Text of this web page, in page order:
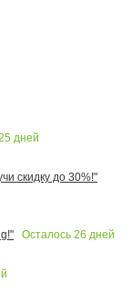
дней
скидку до 30%!"
Осталось 26 дней